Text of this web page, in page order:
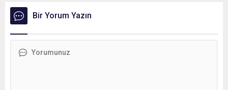
Bir Yorum Yazın